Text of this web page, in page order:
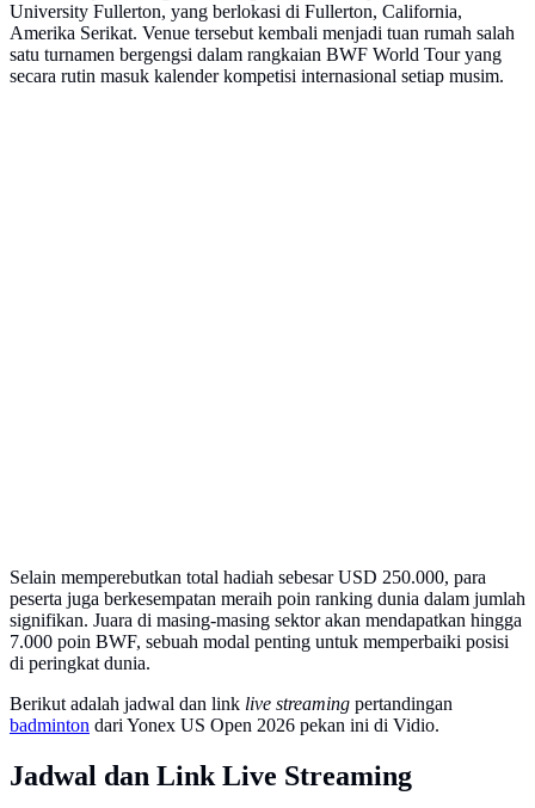
University Fullerton, yang berlokasi di Fullerton, California,
Amerika Serikat. Venue tersebut kembali menjadi tuan rumah salah
satu turnamen bergengsi dalam rangkaian BWF World Tour yang
secara rutin masuk kalender kompetisi internasional setiap musim.
Selain memperebutkan total hadiah sebesar USD 250.000, para
peserta juga berkesempatan meraih poin ranking dunia dalam jumlah
signifikan. Juara di masing-masing sektor akan mendapatkan hingga
7.000 poin BWF, sebuah modal penting untuk memperbaiki posisi
di peringkat dunia.
Berikut adalah jadwal dan link live strea ming pertandingan
badminton dari Yonex US Open 2026 pekan ini di Vidio.
Jadwal dan Link Live Streaming